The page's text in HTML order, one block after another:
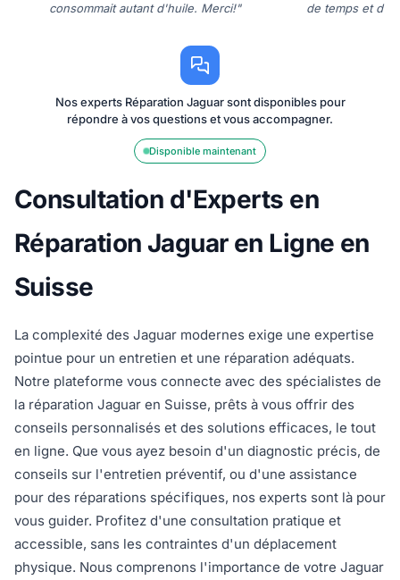
consommait autant d'huile. Merci!"
de temps et
Nos experts Réparation Jaguar sont disponibles pour
répondre à vos questions et vous accompagner.
Disponible maintenant
Consultation d'Experts en
Réparation Jaguar en Ligne en
Suisse
La complexité des Jaguar modernes exige une expertise
pointue pour un entretien et une réparation adéquats.
Notre plateforme vous connecte avec des spécialistes de
la réparation Jaguar en Suisse, prêts à vous offrir des
conseils personnalisés et des solutions efficaces, le tout
en ligne. Que vous ayez besoin d'un diagnostic précis, de
conseils sur l'entretien préventif, ou d'une assistance
pour des réparations spécifiques, nos experts sont là pour
vous guider. Profitez d'une consultation pratique et
accessible, sans les contraintes d'un déplacement
physique. Nous comprenons l'importance de votre Jaguar